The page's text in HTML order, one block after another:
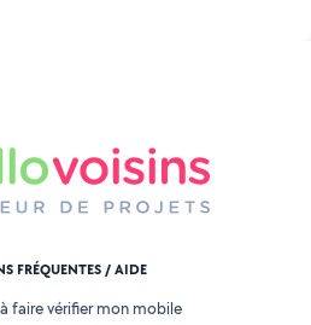
FRÉQUENTES / AIDE
faire vérifier mon mobile